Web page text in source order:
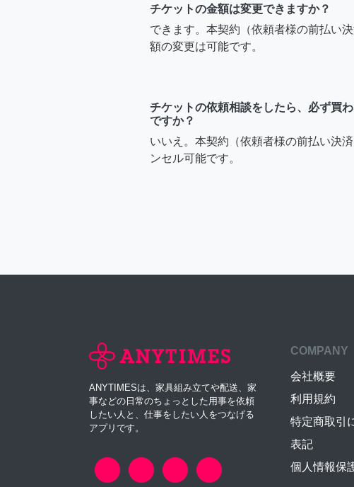
チケットの金額は変更できますか？
できます。本契約（依頼者様の前払い
額の変更は可能です。
チケットの依頼相談をしたら、必ず買
ですか？
いいえ。本契約（依頼者様の前払い決
ンセル可能です。
ANYTIMESは、家具組み立てや配送、家
事などの日常のちょっとした用事を依頼
したい人と、仕事をしたい人をつなげる
アプリです。
COMPANY
会社概要
利用規約
特定商取引
表記
個人情報保